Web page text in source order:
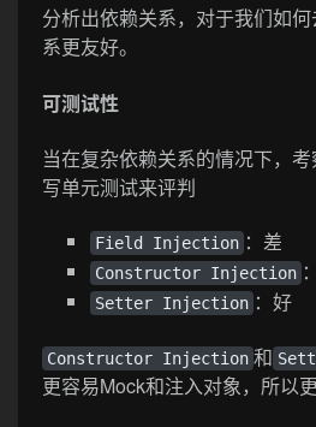
分析出依赖关系，对于我们如
系更友好。
可测试性
当在复杂依赖关系的情况下，
写单元测试来评判
Field Injection ：差
Constructor Injection
Setter Injection ：好
Constructor Injection 和
更容易Mock和注入对象，所以